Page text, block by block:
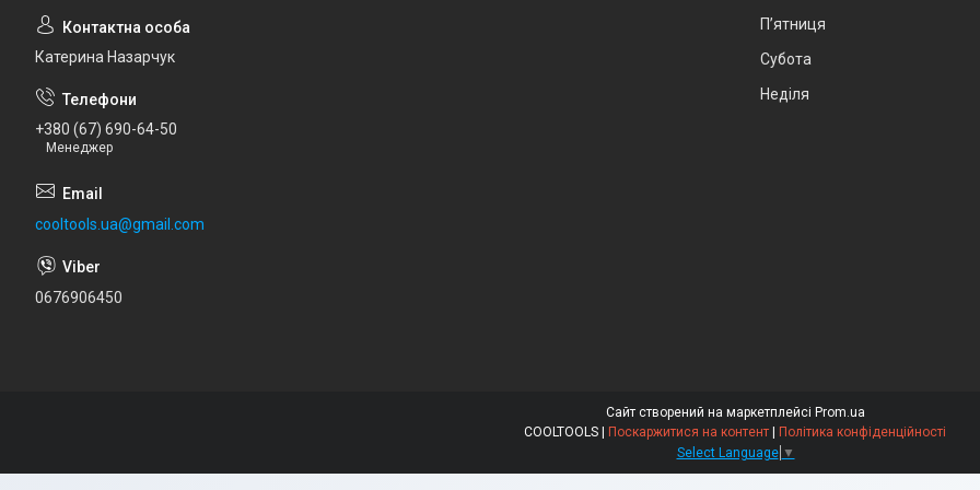
Катерина Назарчук
+380 (67) 690-64-50
Менеджер
cooltools.ua@gmail.com
0676906450
Пʼятниця
Субота
Неділя
Сайт створений на маркетплейсі Prom.ua
Поскаржитися на контент
Політика конфіденційності
Select Language ▼